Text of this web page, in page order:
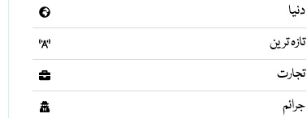
دنیا
تازہ ترین
تجارت
جرائم